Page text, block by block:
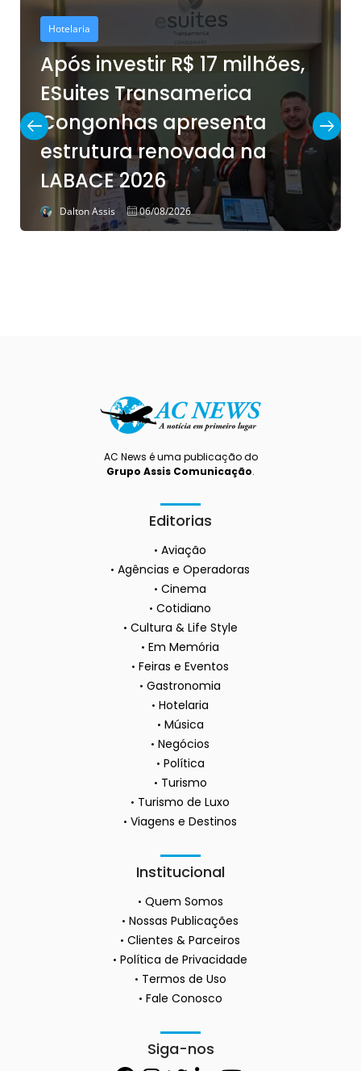
Hotelaria
Após investir R$ 17 milhões,
ESuites Transamerica
Congonhas apresenta
estrutura renovada na
LABACE 2026
Dalton Assis 06/08/2026
AC News é uma publicação do
Grupo Assis Comunicação.
Editorias
Aviação
Agências e Operadoras
Cinema
Cotidiano
Cultura & Life Style
Em Memória
Feiras e Eventos
Gastronomia
Hotelaria
Música
Negócios
Política
Turismo
Turismo de Luxo
Viagens e Destinos
Institucional
Quem Somos
Nossas Publicações
Clientes & Parceiros
Política de Privacidade
Termos de Uso
Fale Conosco
Siga-nos